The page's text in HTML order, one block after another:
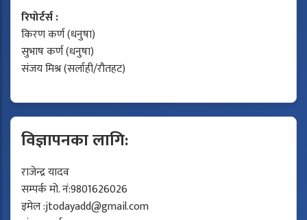
रिपोर्टर्स :
किरण कर्ण (धनुषा)
सुभाष कर्ण (धनुषा)
संजय मिश्र (सर्लाही/रौतहट)
विज्ञापनका लागि:
राजेन्द्र यादव
सम्पर्क मो. नं:9801626026
इमेल :jtodayadd@gmail.com